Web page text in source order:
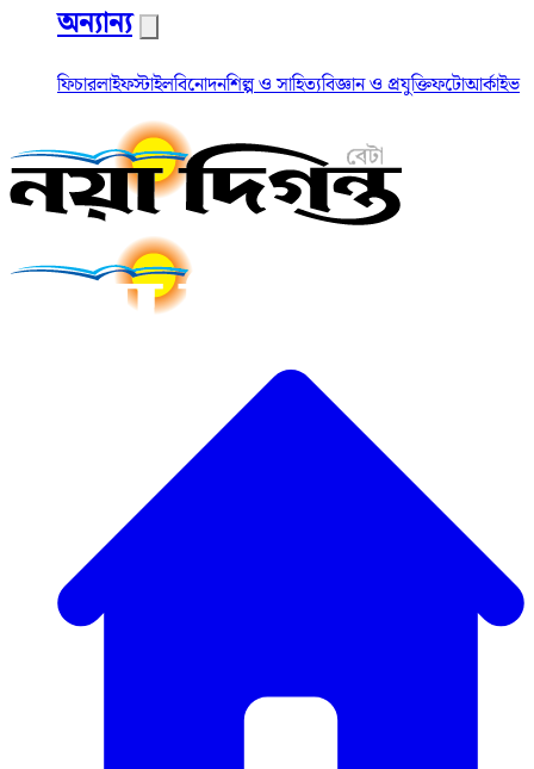
অন্যান্য
ফিচারলাইফস্টাইলবিনোদনশিল্প ও সাহিত্যবিজ্ঞান ও প্রযুক্তিফটোআর্কাইভ